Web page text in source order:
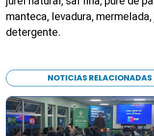
manteca, levadura, mermelada,
detergente.
NOTICIAS RELACIONADAS